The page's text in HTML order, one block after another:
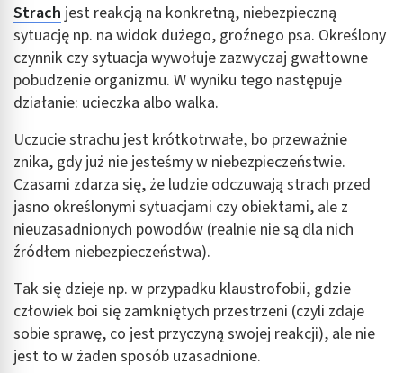
Strach jest reakcją na konkretną, niebezpieczną
sytuację np. na widok dużego, groźnego psa. Określony
czynnik czy sytuacja wywołuje zazwyczaj gwałtowne
pobudzenie organizmu. W wyniku tego następuje
działanie: ucieczka albo walka.
Uczucie strachu jest krótkotrwałe, bo przeważnie
znika, gdy już nie jesteśmy w niebezpieczeństwie.
Czasami zdarza się, że ludzie odczuwają strach przed
jasno określonymi sytuacjami czy obiektami, ale z
nieuzasadnionych powodów (realnie nie są dla nich
źródłem niebezpieczeństwa).
Tak się dzieje np. w przypadku klaustrofobii, gdzie
człowiek boi się zamkniętych przestrzeni (czyli zdaje
sobie sprawę, co jest przyczyną swojej reakcji), ale nie
jest to w żaden sposób uzasadnione.